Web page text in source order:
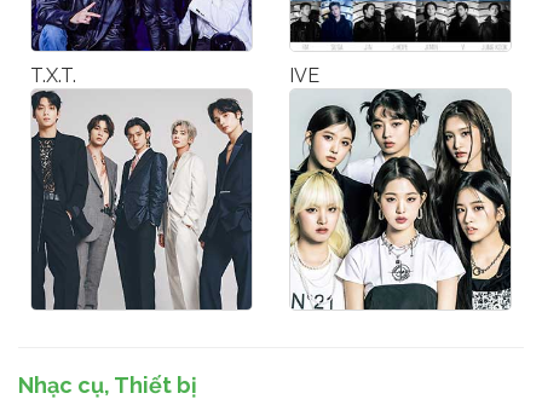
T.X.T. IVE
Nhạc cụ, Thiết bị